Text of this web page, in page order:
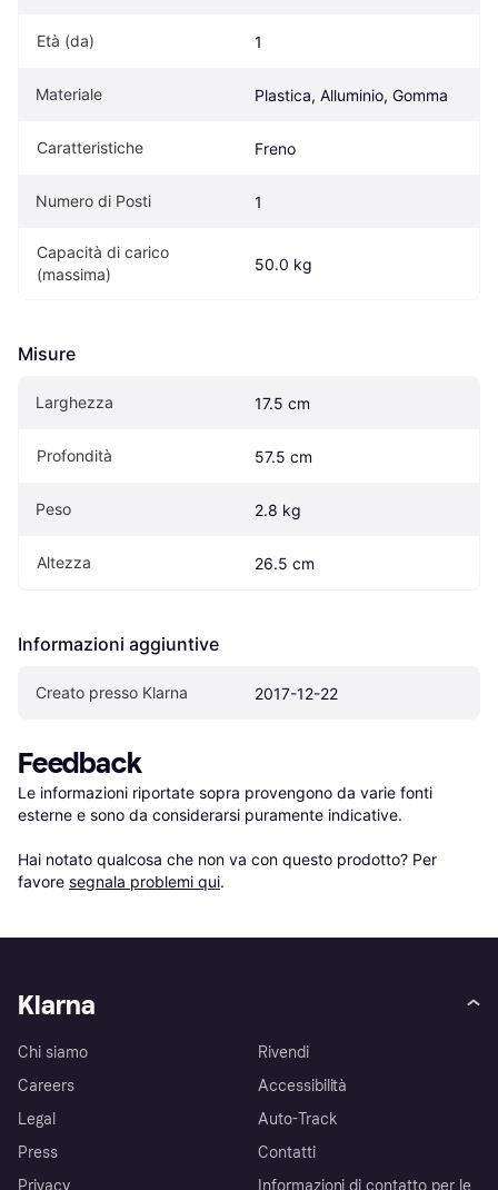
Età (da) 1
Materiale Plastica, Alluminio, Gomma
Caratteristiche Freno
Numero di Posti 1
Capacità di carico
(massima)
50.0 kg
Misure
Larghezza 17.5 cm
Profondità 57.5 cm
Peso 2.8 kg
Altezza 26.5 cm
Informazioni aggiuntive
Creato presso Klarna 2017-12-22
Feedback
Le informazioni riportate sopra provengono da varie fonti
esterne e sono da considerarsi puramente indicative.
Hai notato qualcosa che non va con questo prodotto? Per
favore segnala problemi qui.
Klarna
Chi siamo
Careers
Legal
Press
Rivendi
Accessibilità
Auto-Track
Contatti